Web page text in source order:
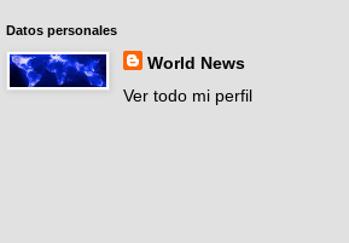
Datos personales
World News
Ver todo mi perfil